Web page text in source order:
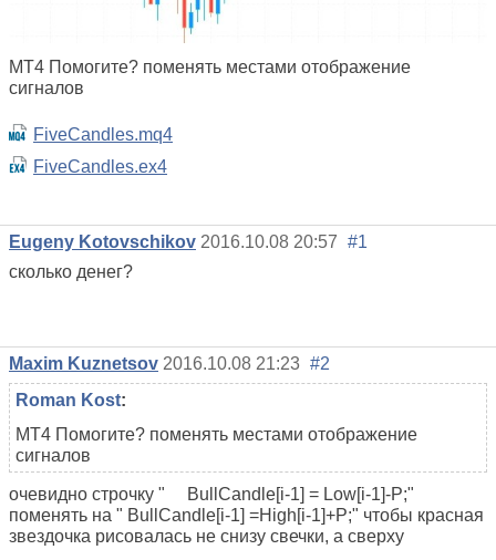
MT4 Помогите? поменять местами отображение
сигналов
FiveCandles.mq4
FiveCandles.ex4
Eugeny Kotovschikov 2016.10.08 20:57 #1
cколько денег?
Maxim Kuznetsov 2016.10.08 21:23 #2
Roman Kost:
MT4 Помогите? поменять местами отображение
сигналов
очевидно строчку " BullCandle[i-1] = Low[i-1]-P;"
поменять на " BullCandle[i-1] =High[i-1]+P;" чтобы красная
звездочка рисовалась не снизу свечки, а сверху